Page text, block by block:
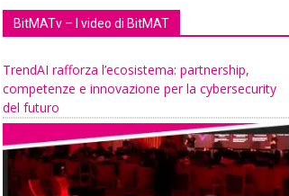
BitMATv – I video di BitMAT
TrendAI rafforza l’ecosistema: partnership,
competenze e innovazione per la cybersecurity
del futuro